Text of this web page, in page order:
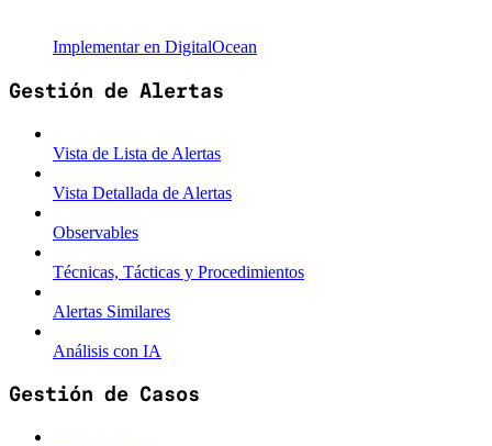
Implementar en DigitalOcean
Gestión de Alertas
Vista de Lista de Alertas
Vista Detallada de Alertas
Observables
Técnicas, Tácticas y Procedimientos
Alertas Similares
Análisis con IA
Gestión de Casos